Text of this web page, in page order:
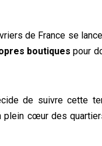
de France se
boutiques pour
de suivre cette
plein cœur des